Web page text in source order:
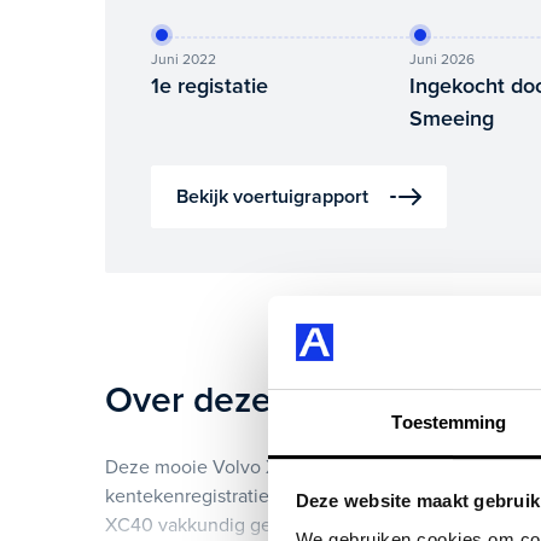
Toestemming
Deze website maakt
Juni 2022
1e registatie
Juni 2026
Ingekocht
Smeeing
Bekijk voertuigrapport
Over deze Volvo XC40
Deze mooie Volvo XC40 1.5 T4 Recharge
kentekenregistratie gekregen en heeft 78.000 km
XC40 vakkundig gecontroleerd. Het